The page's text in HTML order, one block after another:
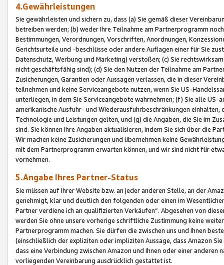
4.Gewährleistungen
Sie gewährleisten und sichern zu, dass (a) Sie gemäß dieser
betreiben werden; (b) weder Ihre Teilnahme am Partnerprogramm
Bestimmungen, Verordnungen, Vorschriften, Anordnungen,
Gerichtsurteile und -beschlüsse oder andere Auflagen einer für Sie
Datenschutz, Werbung und Marketing) verstoßen; (c) Sie
nicht geschäftsfähig sind); (d) Sie den Nutzen der Teilnahme am
Zusicherungen, Garantien oder Aussagen verlassen, die in dieser
teilnehmen und keine Serviceangebote nutzen, wenn Sie US-
unterliegen, in dem Sie Serviceangebote wahrnehmen; (f) Sie alle
amerikanische Ausfuhr- und Wiederausfuhrbeschränkungen
Technologie und Leistungen gelten, und (g) die Angaben, die Sie im
sind. Sie können Ihre Angaben aktualisieren, indem Sie sich über die
Wir machen keine Zusicherungen und übernehmen keine
mit dem Partnerprogramm erwarten können, und wir sind nicht für
vornehmen.
5.Angabe Ihres Partner-Status
Sie müssen auf Ihrer Website bzw. an jeder anderen Stelle, an der
genehmigt, klar und deutlich den folgenden oder einen im
Partner verdiene ich an qualifizierten Verkäufen“. Abgesehen von
werden Sie ohne unsere vorherige schriftliche Zustimmung keine
Partnerprogramm machen. Sie dürfen die zwischen uns und Ihnen
(einschließlich der expliziten oder impliziten Aussage, dass Amazon
dass eine Verbindung zwischen Amazon und Ihnen oder einer
vorliegenden Vereinbarung ausdrücklich gestattet ist.